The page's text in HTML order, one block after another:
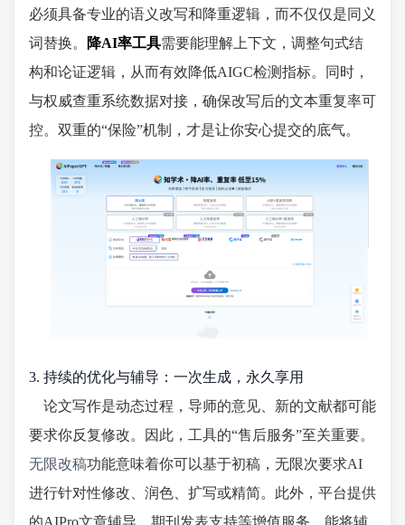
必须具备专业的语义改写和降重逻辑，而不仅仅是同义
词替换。
降AI率工具需要能理解上下文，调整句式结
构和论证逻辑，从而有效降低AIGC检测指标。同时，
与权威查重系统数据对接，确保改写后的文本重复率可
控。双重的“保险”机制，才是让你安心提交的底气。
3. 持续的优化与辅导：一次生成，永久享用
论文写作是动态过程，导师的意见、新的文献都可能
要求你反复修改。因此，工具的“售后服务”至关重要。
无限改稿功能意味着你可以基于初稿，无限次要求AI
进行针对性修改、润色、扩写或精简。此外，平台提供